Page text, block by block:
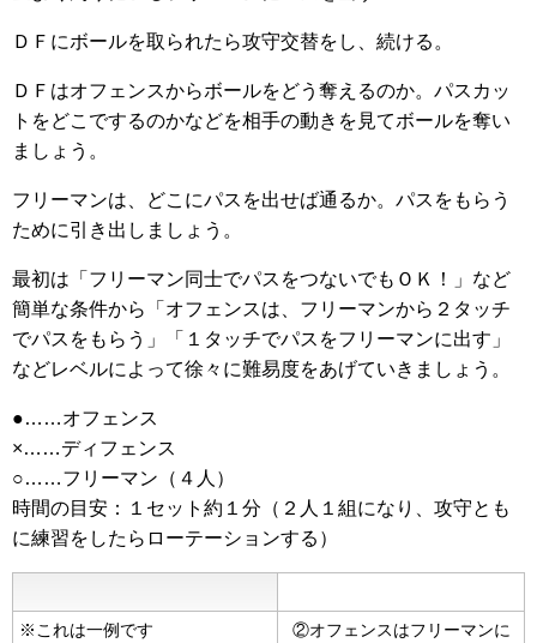
ＤＦにボールを取られたら攻守交替をし、続ける。
ＤＦはオフェンスからボールをどう奪えるのか。パスカッ
トをどこでするのかなどを相手の動きを見てボールを奪い
ましょう。
フリーマンは、どこにパスを出せば通るか。パスをもらう
ために引き出しましょう。
最初は「フリーマン同士でパスをつないでもＯＫ！」など
簡単な条件から「オフェンスは、フリーマンから２タッチ
でパスをもらう」「１タッチでパスをフリーマンに出す」
などレベルによって徐々に難易度をあげていきましょう。
●……オフェンス
×……ディフェンス
○……フリーマン（４人）
時間の目安：１セット約１分（２人１組になり、攻守とも
に練習をしたらローテーションする）
※これは一例です
②オフェンスはフリーマンに